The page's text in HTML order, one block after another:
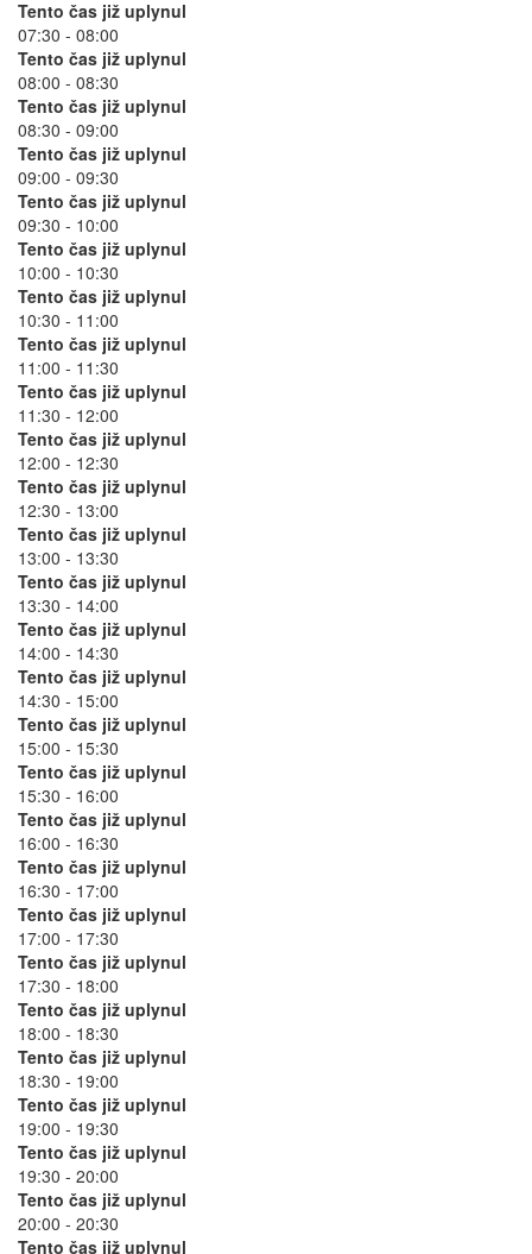
Tento čas již uplynul
07:30 - 08:00
Tento čas již uplynul
08:00 - 08:30
Tento čas již uplynul
08:30 - 09:00
Tento čas již uplynul
09:00 - 09:30
Tento čas již uplynul
09:30 - 10:00
Tento čas již uplynul
10:00 - 10:30
Tento čas již uplynul
10:30 - 11:00
Tento čas již uplynul
11:00 - 11:30
Tento čas již uplynul
11:30 - 12:00
Tento čas již uplynul
12:00 - 12:30
Tento čas již uplynul
12:30 - 13:00
Tento čas již uplynul
13:00 - 13:30
Tento čas již uplynul
13:30 - 14:00
Tento čas již uplynul
14:00 - 14:30
Tento čas již uplynul
14:30 - 15:00
Tento čas již uplynul
15:00 - 15:30
Tento čas již uplynul
15:30 - 16:00
Tento čas již uplynul
16:00 - 16:30
Tento čas již uplynul
16:30 - 17:00
Tento čas již uplynul
17:00 - 17:30
Tento čas již uplynul
17:30 - 18:00
Tento čas již uplynul
18:00 - 18:30
Tento čas již uplynul
18:30 - 19:00
Tento čas již uplynul
19:00 - 19:30
Tento čas již uplynul
19:30 - 20:00
Tento čas již uplynul
20:00 - 20:30
Tento čas již uplynul